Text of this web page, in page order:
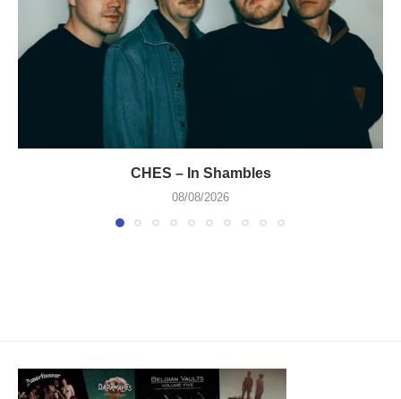
CHES – In Shambles
08/08/2026